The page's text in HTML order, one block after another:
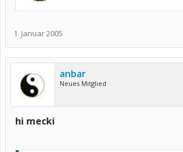
1. Januar 2005
anbar
Neues Mitglied
hi mecki